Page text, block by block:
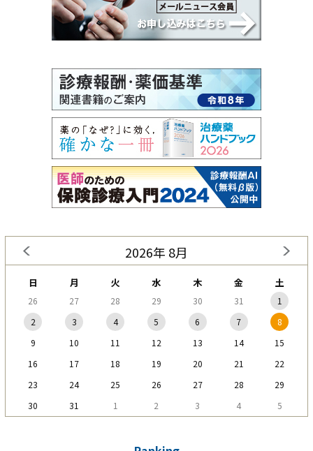
2026年 8月
日 月 火 水 木 金 土
26 27 28 29 30 31
1
2
3 4 5 6 7
8
9
10 11 12 13 14
15
16
17 18 19 20 21
22
23
24 25 26 27 28
29
30
31 1 2 3 4 5